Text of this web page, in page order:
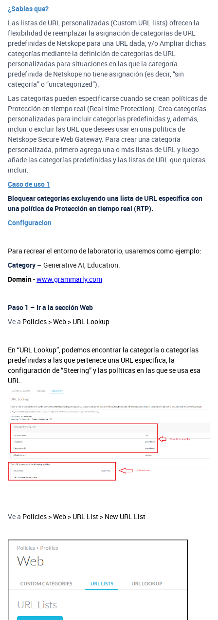
¿Sabias que?
Las listas de URL personalizadas (Custom URL lists) ofrecen la
flexibilidad de reemplazar la asignación de categorías de URL
predefinidas de Netskope para una URL dada, y/o Ampliar dichas
categorías mediante la definición de categorías de URL
personalizadas para situaciones en las que la categoría
predefinida de Netskope no tiene asignación (es decir, “sin
categoría” o “uncategorized”).
Las categorías pueden especificarse cuando se crean políticas de
Protección en tiempo real (Real-time Protection). Crea categorías
personalizadas para incluir categorías predefinidas y, además,
incluir o excluir las URL que desees usar en una política de
Netskope Secure Web Gateway. Para crear una categoría
personalizada, primero agrega una o más listas de URL y luego
añade las categorías predefinidas y las listas de URL que quieras
incluir.
Caso de uso 1
Bloquear categorías excluyendo una lista de URL específica con
una política de Protección en tiempo real (RTP).
Configuracion
Para recrear el entorno de laboratorio, usaremos como ejemplo:
Category – Generative AI, Education.
Domain-www.grammarly.com
Paso 1 – Ir a la sección Web
Ve a Policies > Web > URL Lookup
En “URL Lookup”, podemos encontrar la categoría o categorías
predefinidas a las que pertenece una URL específica, la
configuración de “Steering” y las políticas en las que se usa esa
URL.
Ve a Policies > Web > URL List > New URL List